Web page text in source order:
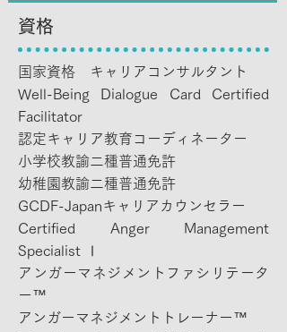
​資格
国家資格 キャリアコンサルタント
Well-Being Dialogue Card Certified
Facilitator
認定キャリア教育コーディネーター
小学校教諭二種普通免許
幼稚園教諭二種普通免許
GCDF-Japanキャリアカウンセラー
Certified Anger Management
Specialist Ⅰ
アンガーマネジメントファシリテータ
ー™
アンガーマネジメントトレーナー™